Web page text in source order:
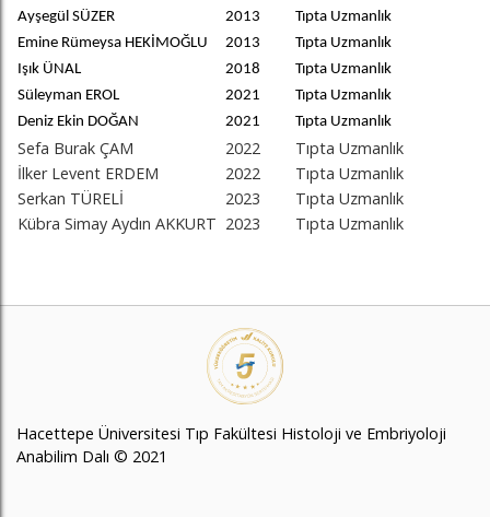
Ayşegül SÜZER
2013
Tıpta Uzmanlık
Emine Rümeysa HEKİMOĞLU
2013
Tıpta Uzmanlık
Işık ÜNAL
2018
Tıpta Uzmanlık
Süleyman EROL
2021
Tıpta Uzmanlık
Deniz Ekin DOĞAN
2021 Tıpta Uzmanlık
Sefa Burak ÇAM 2022
Tıpta Uzmanlık
İlker Levent ERDEM
2022
Tıpta Uzmanlık
Serkan TÜRELİ
2023
Tıpta Uzmanlık
Kübra Simay Aydın AKKURT 2023 Tıpta Uzmanlık
Hacettepe Üniversitesi Tıp Fakültesi Histoloji ve Embriyoloji
Anabilim Dalı © 2021